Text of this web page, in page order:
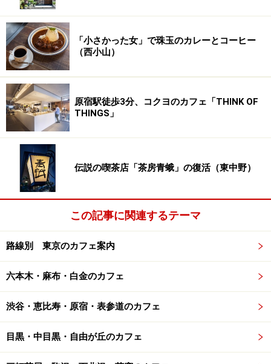
み、本日の料理当番としてキッチンに入れば、家族同然
に大切にしている仲間たちに舌鼓を打たせようとコンロ
に火をつけるのです。
その日の消火活動で命を落とす可能性もあるわけですか
ら、消防士たちにとってはどの食事も“最後の晩餐”。
「もし火災の通報があって出動したら、
何に遭遇することになるか、
自分がどうなるかわからないだろう？」
勤続25年のベテラン消防士、カート・“突撃”・ニール
センは言う。
どの食事も、しっかり満足できるものであるように。
なぜかって？
どの食事が最後になるかわからないんだから」
『FIREHOUSE FOOD COOKING
WITH SAN FRANCISCO'S FIREFIGHTERS』 より
「小さかった女」で珠玉のカレーとコーヒー
（西小山）
原宿駅徒歩3分、コクヨのカフェ「THINK OF
THINGS」
伝説の喫茶店「茶房青蛾」の復活（東中野）
この記事に関連するテーマ
路線別 東京のカフェ案内
六本木・麻布・白金のカフェ
渋谷・恵比寿・原宿・表参道のカフェ
目黒・中目黒・自由が丘のカフェ